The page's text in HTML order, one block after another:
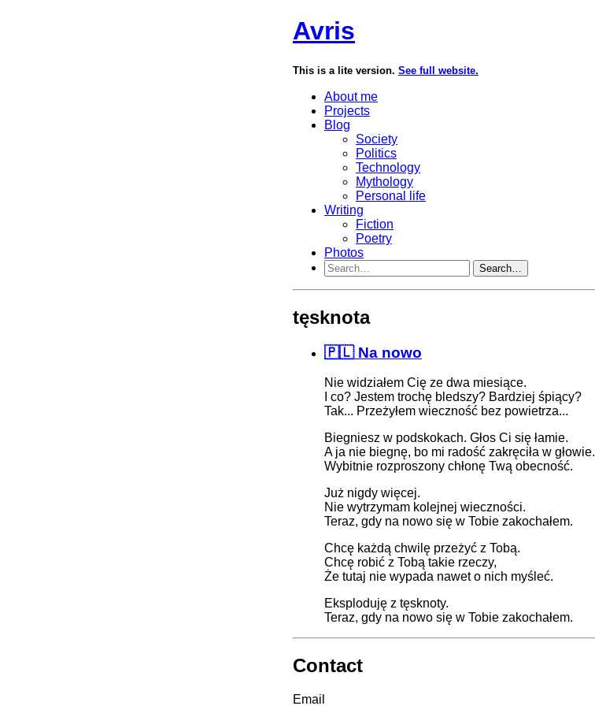
Avris
This is a lite version. See full website.
About me
Projects
Blog
Society
Politics
Technology
Mythology
Personal life
Writing
Fiction
Poetry
Photos
Search…
tęsknota
🇵🇱 Na nowo
Nie widziałem Cię ze dwa miesiące.
I co? Jestem trochę bledszy? Bardziej śpiący?
Tak... Przeżyłem wieczność bez powietrza...
Biegniesz w podskokach. Głos Ci się łamie.
A ja nie biegnę, bo mi radość zakręciła w głowie.
Wybitnie rozproszony chłonę Twą obecność.
Już nigdy więcej.
Nie wytrzymam kolejnej wieczności.
Teraz, gdy na nowo się w Tobie zakochałem.
Chcę każdą chwilę przeżyć z Tobą.
Chcę robić z Tobą takie rzeczy,
Że tutaj nie wypada nawet o nich myśleć.
Eksploduję z tęsknoty.
Teraz, gdy na nowo się w Tobie zakochałem.
Contact
Email